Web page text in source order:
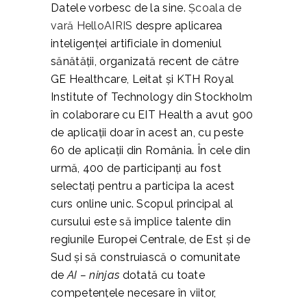
Datele vorbesc de la sine.Școala de
vară HelloAIRIS despre aplicarea
inteligenței artificiale în domeniul
sănătății, organizată recent de către
GE Healthcare, Leitat și KTH Royal
Institute of Technology din Stockholm
în colaborare cu EIT Health a avut 900
de aplicații doar în acest an, cu peste
60 de aplicații din România. În cele din
urmă, 400 de participanți au fost
selectați pentru a participa la acest
curs online unic. Scopul principal al
cursului este să implice talente din
regiunile Europei Centrale, de Est și de
Sud și să construiască o comunitate
de AI – ninjas dotată cu toate
competențele necesare în viitor,